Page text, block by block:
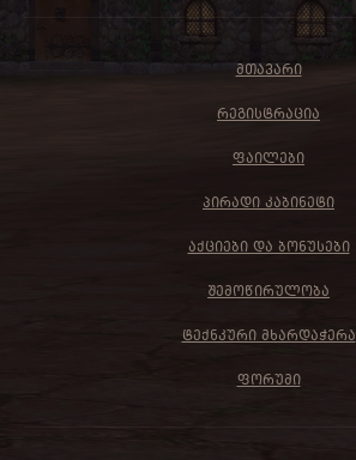
ᲛᲗᲐᲕᲐᲠᲘ
ᲠᲔᲒᲘᲡᲢᲠᲐᲪᲘᲐ
ᲤᲐᲘᲚᲔᲑᲘ
ᲞᲘᲠᲐᲓᲘ ᲙᲐᲑᲘᲜᲔᲢᲘ
ᲐᲥᲪᲘᲔᲑᲘ ᲓᲐ ᲑᲝᲜᲣᲡᲔᲑᲘ
ᲨᲔᲛᲝᲬᲘᲠᲣᲚᲝᲑᲐ
ᲢᲔᲥᲜᲙᲣᲠᲘ ᲛᲮᲐᲠᲓᲐᲭᲔᲠᲐ
ᲤᲝᲠᲣᲛᲘ